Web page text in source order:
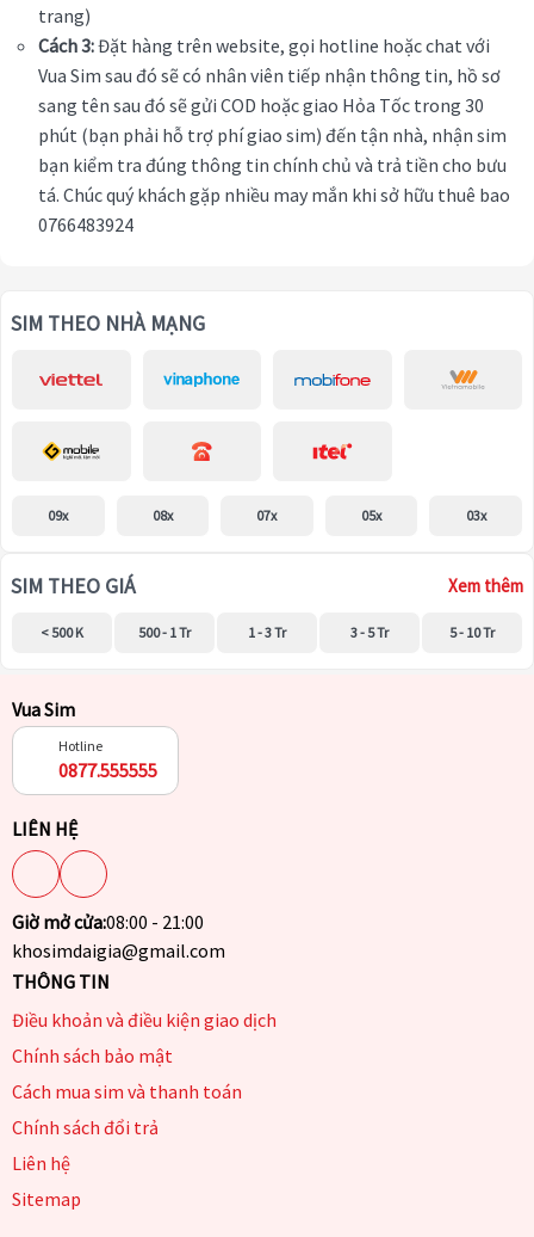
trang)
Cách 3:Đặt hàng trên website, gọi hotline hoặc chat với
Vua Sim sau đó sẽ có nhân viên tiếp nhận thông tin, hồ sơ
sang tên sau đó sẽ gửi COD hoặc giao Hỏa Tốc trong 30
phút (bạn phải hỗ trợ phí giao sim) đến tận nhà, nhận sim
bạn kiểm tra đúng thông tin chính chủ và trả tiền cho bưu
tá. Chúc quý khách gặp nhiều may mắn khi sở hữu thuê bao
0766483924
SIM THEO NHÀ MẠNG
09x 08x 07x 05x 03x
SIM THEO GIÁ Xem thêm
< 500 K 500 - 1 Tr 1 - 3 Tr 3 - 5 Tr 5 - 10 Tr
Vua Sim
Hotline
0877.555555
LIÊN HỆ
Giờ mở cửa:08:00 - 21:00
khosimdaigia@gmail.com
THÔNG TIN
Điều khoản và điều kiện giao dịch
Chính sách bảo mật
Cách mua sim và thanh toán
Chính sách đổi trả
Liên hệ
Sitemap